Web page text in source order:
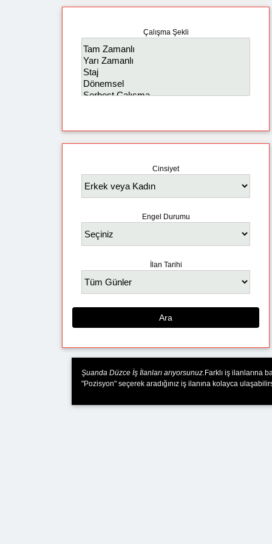
Çalışma Şekli
Cinsiyet
Engel Durumu
İlan Tarihi
Ara
Şuanda Düzce İş İlanları arıyorsunuz. Farklı iş ilanlarına
"Pozisyon" seçerek aradığınız iş ilanına kolayca